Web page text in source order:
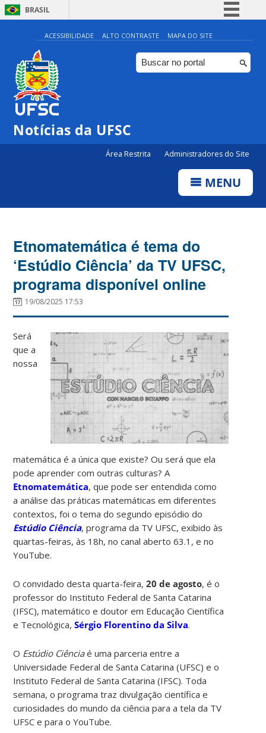
BRASIL
Simplifique!
Comunica BR
Participe
ACESSIBILIDADE ALTO CONTRASTE MAPA DO SITE
Notícias da UFSC
Área Restrita Administradores do Site
MENU
Etnomatemática é tema do
‘Estúdio Ciência’ da TV UFSC,
programa disponível online
19/08/2025 17:53
Será
que a
nossa
matemática é a única que existe? Ou será que ela
pode aprender com outras culturas? A
Etnomatemática, que pode ser entendida como
a análise das práticas matemáticas em diferentes
contextos, foi o tema do segundo episódio do
Estúdio Ciência, programa da TV UFSC, exibido às
quartas-feiras, às 18h, no canal aberto 63.1, e no
YouTube.
O convidado desta quarta-feira,20 de agosto, é o
professor do Instituto Federal de Santa Catarina
(IFSC), matemático e doutor em Educação Científica
e Tecnológica,Sérgio Florentino da Silva.
O Estúdio Ciênciaé uma parceria entre a
Universidade Federal de Santa Catarina (UFSC) e o
Instituto Federal de Santa Catarina (IFSC). Toda
semana, o programa traz divulgação científica e
curiosidades do mundo da ciência para a tela da TV
UFSC e para o YouTube.